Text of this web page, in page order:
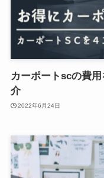
カーポートscの費
介
2022年6月24日